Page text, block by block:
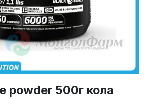
powder 500г кола